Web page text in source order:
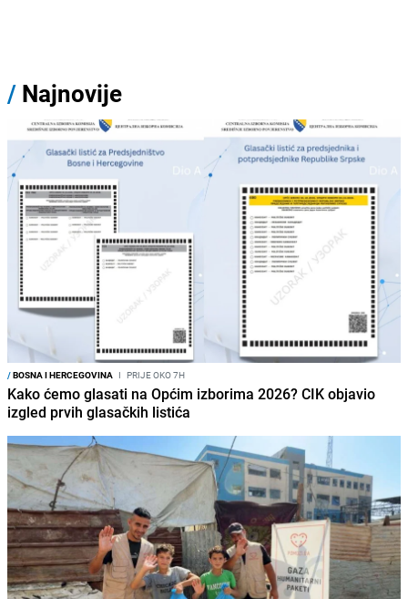
/ Najnovije
/BOSNA I HERCEGOVINA I PRIJE OKO 7H
Kako ćemo glasati na Općim izborima 2026? CIK objavio
izgled prvih glasačkih listića